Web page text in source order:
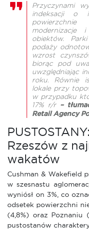
Przyczynami
indeksacji o
modernizacje
obiektów.
podaży
wzrost
biorąc pod
uwzględniając
roku. Równie
lokale przy
w przypadku
17% r/r –
Retail Agency
Rzeszów z
wakatów
Cushman & Wakefield
w szesnastu
wyniósł on 3%, co
odsetek powierzchni
(4,8%) oraz Poznaniu
pustostanów